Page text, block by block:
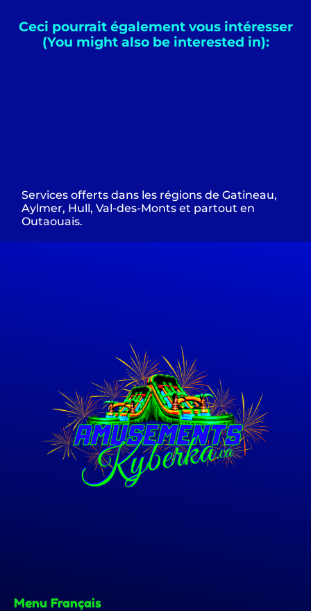
Ceci pourrait également vous intéresser
(You might also be interested in):
Services offerts dans les régions de Gatineau,
Aylmer, Hull, Val-des-Monts et partout en
Outaouais.
Menu Français